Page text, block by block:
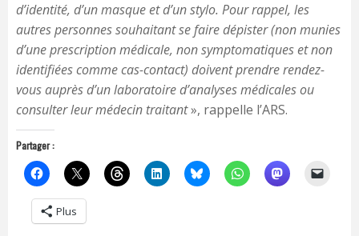
d’identité, d’un masque et d’un stylo. Pour rappel, les
autres personnes souhaitant se faire dépister (non munies
d’une prescription médicale, non symptomatiques et non
identifiées comme cas-contact) doivent prendre rendez-
vous auprès d’un laboratoire d’analyses médicales ou
consulter leur médecin traitant», rappelle l’ARS.
Partager :
Plus